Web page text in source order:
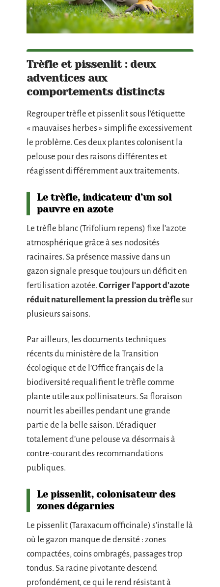
Trèfle et pissenlit : deux
adventices aux
comportements distincts
Regrouper trèfle et pissenlit sous l’étiquette
« mauvaises herbes » simplifie excessivement
le problème. Ces deux plantes colonisent la
pelouse pour des raisons différentes et
réagissent différemment aux traitements.
Le trèfle, indicateur d’un sol
pauvre en azote
Le trèfle blanc (Trifolium repens) fixe l’azote
atmosphérique grâce à ses nodosités
racinaires. Sa présence massive dans un
gazon signale presque toujours un déficit en
fertilisation azotée. Corriger l’apport d’azote
réduit naturellement la pression du trèflesur
plusieurs saisons.
Par ailleurs, les documents techniques
récents du ministère de la Transition
écologique et de l’Office français de la
biodiversité requalifient le trèfle comme
plante utile aux pollinisateurs. Sa floraison
nourrit les abeilles pendant une grande
partie de la belle saison. L’éradiquer
totalement d’une pelouse va désormais à
contre-courant des recommandations
publiques.
Le pissenlit, colonisateur des
zones dégarnies
Le pissenlit (Taraxacum officinale) s’installe là
où le gazon manque de densité : zones
compactées, coins ombragés, passages trop
tondus. Sa racine pivotante descend
profondément, ce qui le rend résistant à